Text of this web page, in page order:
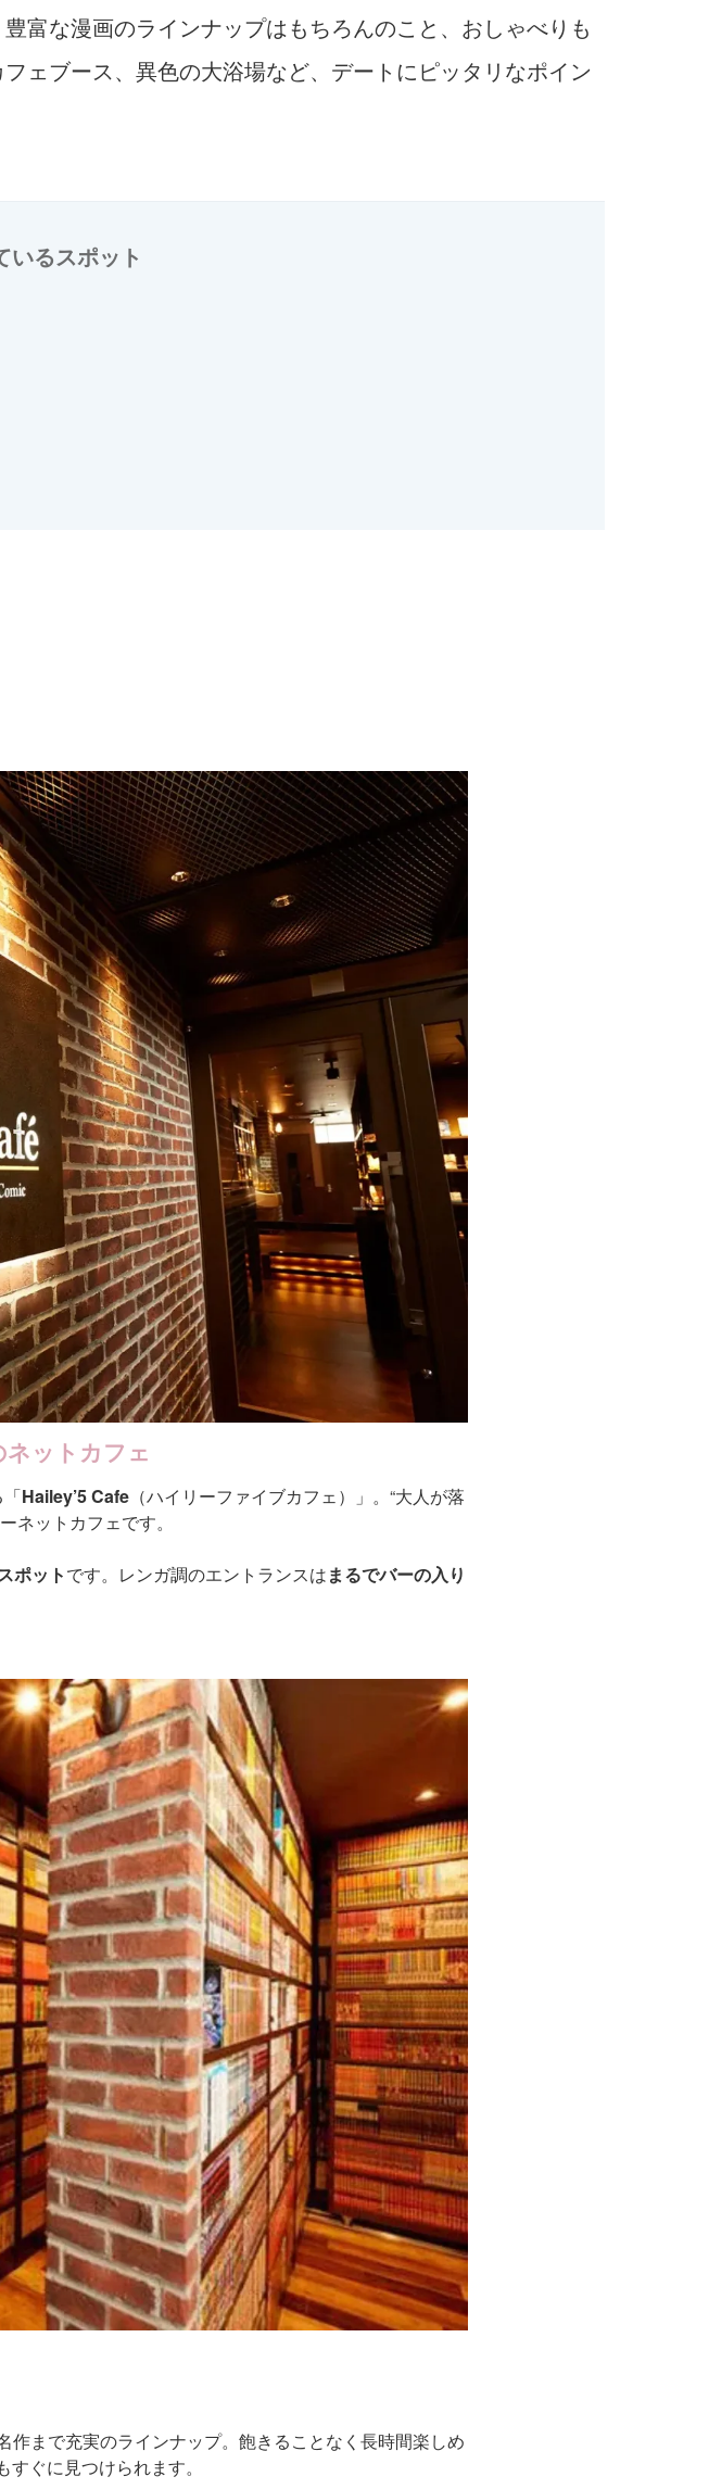
富な漫画のラインナップはもちろんのこと、おしゃべりも
ェブース、異色の大浴場など、デートにピッタリなポイン
いるスポット
ットカフェ
Hailey’5 Cafe （ハイリーファイブカフェ）」。“大人が落
ネットカフェです。
ポットです。レンガ調のエントランスはまるでバーの入り
作まで充実のラインナップ。飽きることなく長時間楽しめ
ぐに見つけられます。